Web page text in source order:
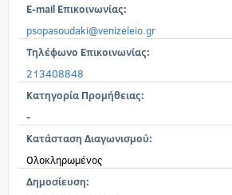
E-mail Επικοινωνίας:
psopasoudaki@venizeleio.gr
Τηλέφωνο Επικοινωνίας:
213408848
Κατηγορία Προμήθειας:
-
Κατάσταση Διαγωνισμού:
Ολοκληρωμένος
Δημοσίευση: